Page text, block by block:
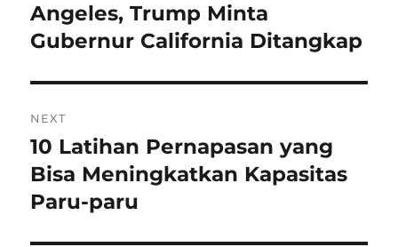
post:
Angeles, Trump Minta
Gubernur California Ditangkap
NEXT
Next
post:
10 Latihan Pernapasan yang
Bisa Meningkatkan Kapasitas
Paru-paru